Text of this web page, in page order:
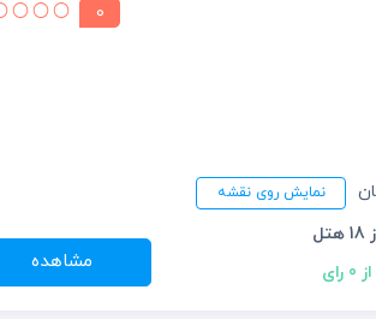
0
نمایش روی نقشه
مشاهده